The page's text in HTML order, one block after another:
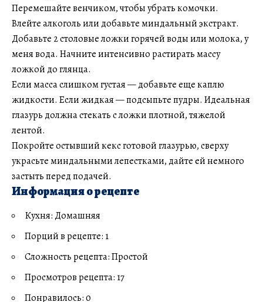
Перемешайте венчиком, чтобы убрать комочки.
Влейте алкоголь или добавьте миндальный экстракт.
Добавьте 2 столовые ложки горячей воды или молока, у
меня вода. Начните интенсивно растирать массу
ложкой до глянца.
Если масса слишком густая — добавьте еще каплю
жидкости. Если жидкая — подсыпьте пудры. Идеальная
глазурь должна стекать с ложки плотной, тяжелой
лентой.
Покройте остывший кекс готовой глазурью, сверху
украсьте миндальными лепестками, дайте ей немного
застыть перед подачей.
Информация о рецепте
Кухня: Домашняя
Порций в рецепте: 1
Сложность рецепта: Простой
Просмотров рецепта: 17
Понравилось: 0